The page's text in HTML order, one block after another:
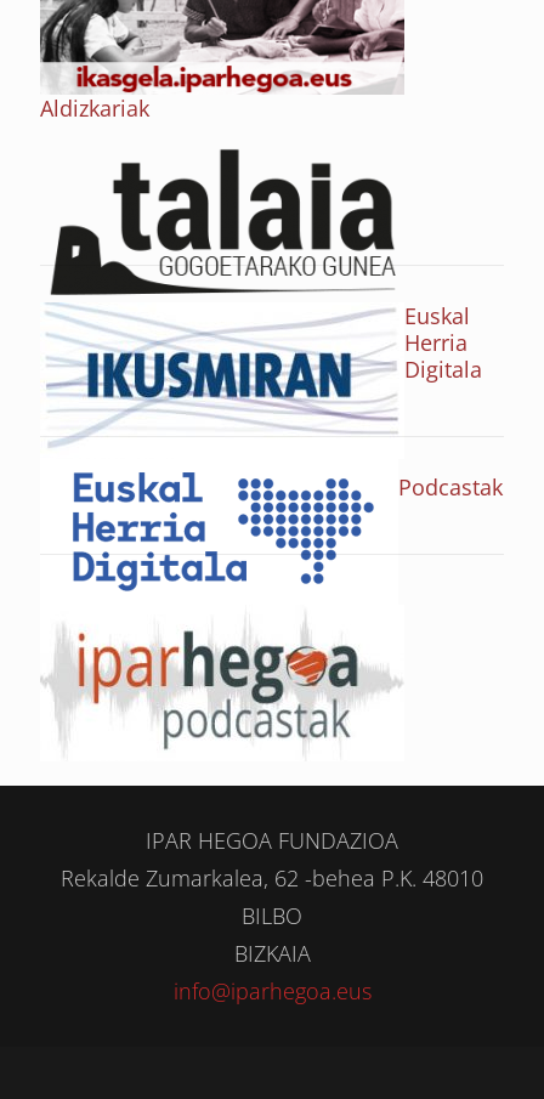
Aldizkariak
Euskal
Herria
Digitala
Podcastak
IPAR HEGOA FUNDAZIOA
Rekalde Zumarkalea, 62 -behea P.K. 48010
BILBO
BIZKAIA
info@iparhegoa.eus